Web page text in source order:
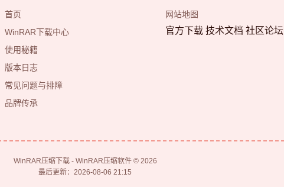
首页
WinRAR下载中心
使用秘籍
版本日志
常见问题与排障
品牌传承
网站地图
官方下载 技术文档 社区论坛
WinRAR压缩下载 - WinRAR压缩软件 © 2026
最后更新：2026-08-06 21:15